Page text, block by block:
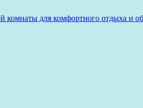
комнаты для комфортного отдыха и